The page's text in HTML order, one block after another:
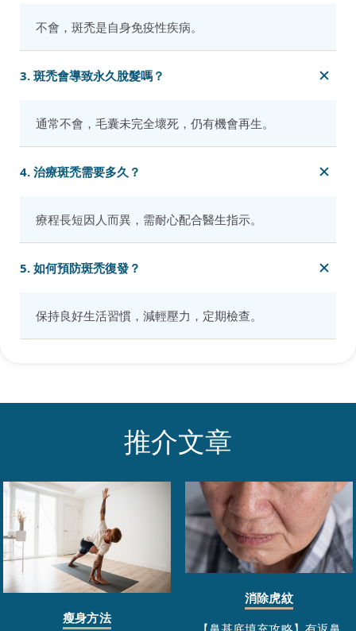
不會，斑禿是自身免疫性疾病。
3. 斑禿會導致永久脫髮嗎？
通常不會，毛囊未完全壞死，仍有機會再生。
4. 治療斑禿需要多久？
療程長短因人而異，需耐心配合醫生指示。
5. 如何預防斑禿復發？
保持良好生活習慣，減輕壓力，定期檢查。
推介文章
瘦身方法
消除虎紋